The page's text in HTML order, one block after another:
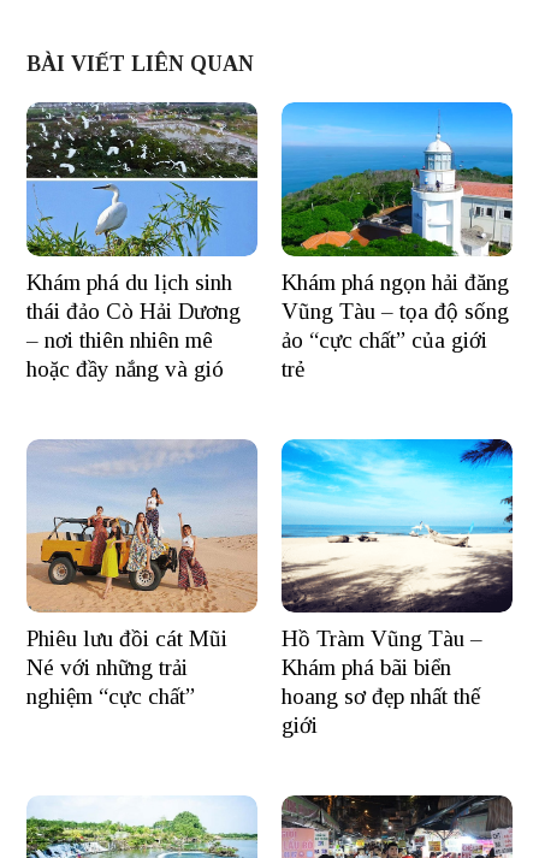
BÀI VIẾT LIÊN QUAN
Khám phá du lịch sinh
thái đảo Cò Hải Dương
– nơi thiên nhiên mê
hoặc đầy nắng và gió
Khám phá ngọn hải đăng
Vũng Tàu – tọa độ sống
ảo “cực chất” của giới
trẻ
Phiêu lưu đồi cát Mũi
Né với những trải
nghiệm “cực chất”
Hồ Tràm Vũng Tàu –
Khám phá bãi biển
hoang sơ đẹp nhất thế
giới